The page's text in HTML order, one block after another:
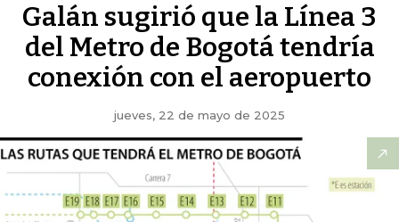
Galán sugirió que la Línea 3
del Metro de Bogotá tendría
conexión con el aeropuerto
jueves, 22 de mayo de 2025